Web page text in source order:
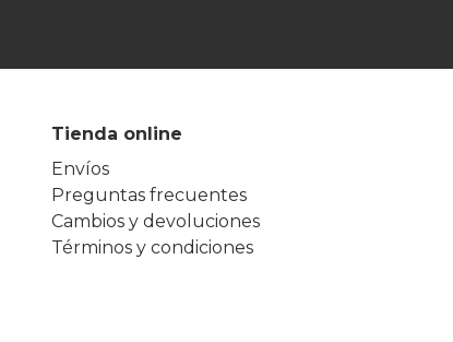
Tienda online
Envíos
Preguntas frecuentes
Cambios y devoluciones
Términos y condiciones